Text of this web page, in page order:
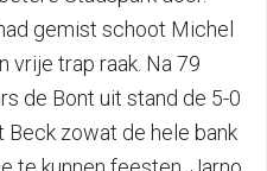
gemist schoot Michel
vrije trap raak. Na 79
de Bont uit stand de 5-0
Beck zowat de hele bank